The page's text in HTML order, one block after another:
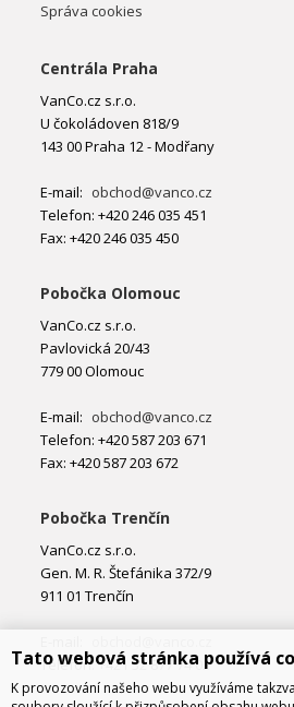
Správa cookies
Centrála Praha
VanCo.cz s.r.o.
U čokoládoven 818/9
143 00 Praha 12 - Modřany
E-mail: obchod@vanco.cz
Telefon: +420 246 035 451
Fax: +420 246 035 450
Pobočka Olomouc
VanCo.cz s.r.o.
Pavlovická 20/43
779 00 Olomouc
E-mail: obchod@vanco.cz
Telefon: +420 587 203 671
Fax: +420 587 203 672
Pobočka Trenčín
VanCo.cz s.r.o.
Gen. M. R. Štefánika 372/9
911 01 Trenčín
Telefon: +421 32 877 74 02
Tato webová stránka používá
K provozování našeho webu využíváme